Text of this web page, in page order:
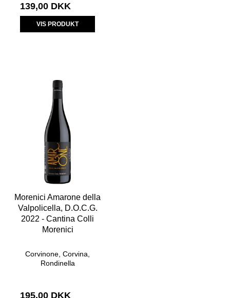
139,00 DKK
VIS PRODUKT
Morenici Amarone della
Valpolicella, D.O.C.G.
2022 - Cantina Colli
Morenici
Corvinone, Corvina,
Rondinella
195,00 DKK